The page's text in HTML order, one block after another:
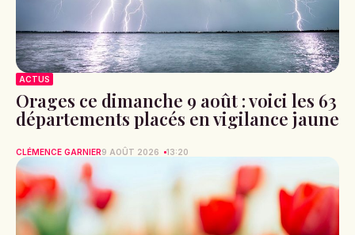
ACTUS
Orages ce dimanche 9 août : voici les 63
départements placés en vigilance jaune
CLÉMENCE GARNIER9 AOÛT 2026 13:20